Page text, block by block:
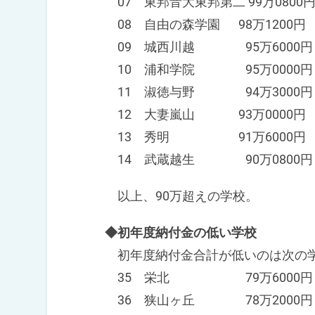
08 自由の森学園 98万1200円
09 城西川越 95万6000円
10 浦和学院 95万0000円
11 淑徳与野 94万3000円
12 大妻嵐山 93万0000円
13 秀明 91万6000円
14 武蔵越生 90万0800円
以上、90万超えの学校。
◆初年度納付金の低い学校
初年度納付金合計が低いのは次の
35 栄北 79万6000円
36 狭山ヶ丘 78万